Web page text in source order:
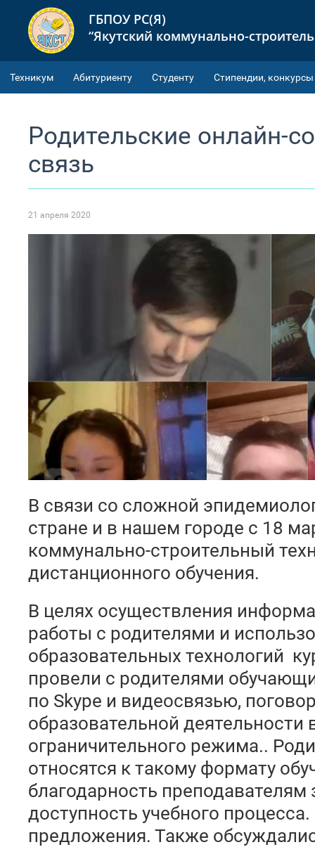
ГБПОУ РС(Я)
“Якутский коммунально-
Техникум Абитуриенту Студенту Cтипендии, конкурсы
Родительские онлайн-
связь
21 апреля 2020
В связи со сложной
стране и в нашем городе с 18
коммунально-строительный
дистанционного обучения.
В целях осуществления
работы с родителями и
образовательных технологий
провели с родителями
по Skype и видеосвязью,
образовательной деятельности
ограничительного режима..
относятся к такому формату
благодарность преподавателям
доступность учебного
предложения. Также